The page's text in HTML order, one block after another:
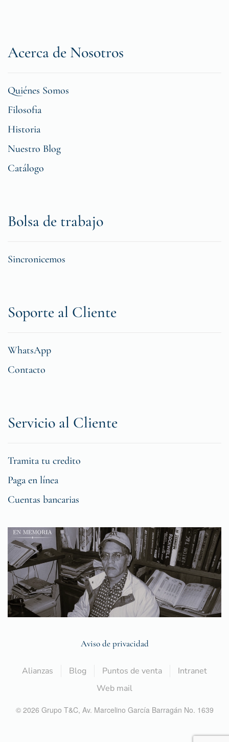
Acerca de Nosotros
Quiénes Somos
Filosofia
Historia
Nuestro Blog
Catálogo
Bolsa de trabajo
Sincronicemos
Soporte al Cliente
WhatsApp
Contacto
Servicio al Cliente
Tramita tu credito
Paga en línea
Cuentas bancarias
Aviso de privacidad
Alianzas Blog Puntos de venta
Intranet
Web mail
© 2026 Grupo T&C, Av. Marcelino García Barragán No. 1639